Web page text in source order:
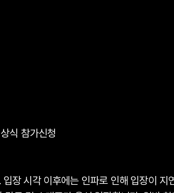
식 참가신청
장 시각 이후에는 인파로 인해 입장이